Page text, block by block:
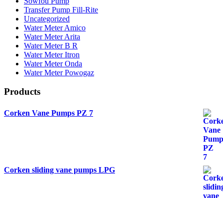
Transfer Pump Fill-Rite
Uncategorized
Water Meter Amico
Water Meter Arita
Water Meter B R
Water Meter Itron
Water Meter Onda
Water Meter Powogaz
Products
Corken Vane Pumps PZ 7
Corken sliding vane pumps LPG